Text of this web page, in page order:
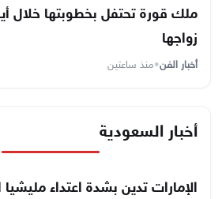
ملك قورة تحتفل بخطوبتها خلال
زواجها
أخبار الفن•منذ ساعتين
أخبار السعودية
الإمارات تدين بشدة اعتداء